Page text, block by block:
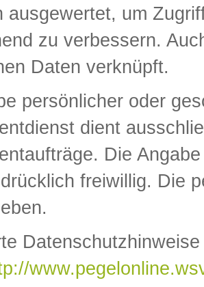
ausgewertet, um
zu verbessern.
Daten verknüpft.
persönlicher oder
dient
Die
freiwillig. Die